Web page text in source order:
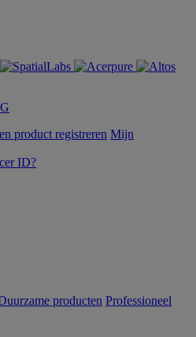
product registreren Mijn
ID?
producten Professioneel